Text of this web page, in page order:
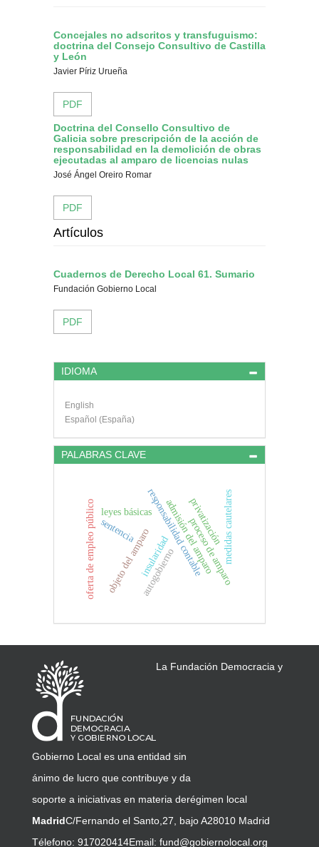
Concejales no adscritos y transfuguismo:
doctrina del Consejo Consultivo de Castilla
y León
Javier Píriz Urueña
PDF
Doctrina del Consello Consultivo de
Galicia sobre prescripción de la acción de
responsabilidad en la demolición de obras
ejecutadas al amparo de licencias nulas
José Ángel Oreiro Romar
PDF
Artículos
Cuadernos de Derecho Local 61. Sumario
Fundación Gobierno Local
PDF
IDIOMA
English
Español (España)
PALABRAS CLAVE
responsabilidad contable
insularidad
sentencia
objeto del amparoadmisión del amparo
proceso de amparo
autogobierno
medidas cautelares
leyes básicas privatización
oferta de empleo público
La Fundación Democracia y
Gobierno Local es una entidad sin
ánimo de lucro que contribuye y da
soporte a iniciativas en materia derégimen local
MadridC/Fernando el Santo,27, bajo A28010 Madrid
Télefono: 917020414Email: fund@gobiernolocal.org